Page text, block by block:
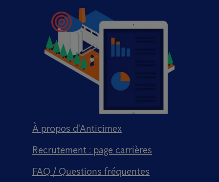
À propos d'Anticimex
Recrutement : page carrières
FAQ / Questions fréquentes